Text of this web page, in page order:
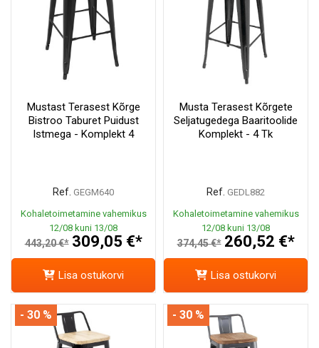
Mustast Terasest Kõrge
Bistroo Taburet Puidust
Istmega - Komplekt 4
Ref. GEGM640
Kohaletoimetamine vahemikus
12/08 kuni 13/08
443,20 €* 309,05 €*
Lisa ostukorvi
Musta Terasest Kõrgete
Seljatugedega Baaritoolide
Komplekt - 4 Tk
Ref. GEDL882
Kohaletoimetamine vahemikus
12/08 kuni 13/08
374,45 €* 260,52 €*
Lisa ostukorvi
- 30 % - 30 %